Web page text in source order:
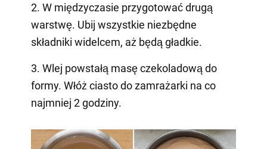
2. W międzyczasie przygotować drugą
warstwę. Ubij wszystkie niezbędne
składniki widelcem, aż będą gładkie.
3. Wlej powstałą masę czekoladową do
formy. Włóż ciasto do zamrażarki na co
najmniej 2 godziny.